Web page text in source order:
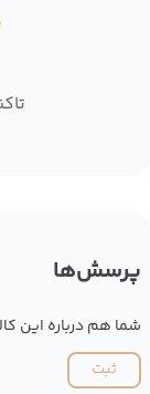
پرسش‌ها
شما هم درباره این
ثبت